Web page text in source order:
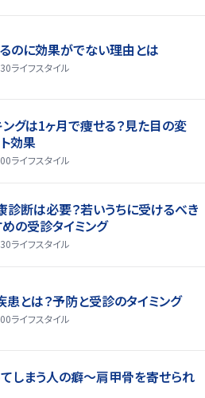
のに効果がでない理由とは
ライフスタイル
グは1ヶ月で痩せる？見た目の変
効果
ライフスタイル
診断は必要？若いうちに受けるべき
の受診タイミング
ライフスタイル
とは？予防と受診のタイミング
ライフスタイル
しまう人の癖～肩甲骨を寄せられ